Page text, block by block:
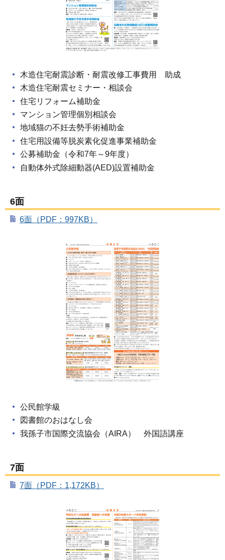
木造住宅耐震診断・耐震改修工事費用 助成
木造住宅耐震セミナー・相談会
住宅リフォーム補助金
マンション管理個別相談会
地域猫の不妊去勢手術補助金
住宅用設備等脱炭素化促進事業補助金
公募補助金（令和7年～9年度）
自動体外式除細動器(AED)設置補助金
6面
6面（PDF：997KB）
公民館学級
図書館のおはなし会
我孫子市国際交流協会（AIRA） 外国語講座
7面
7面（PDF：1,172KB）